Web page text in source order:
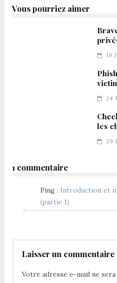
Vous pourriez aimer
19
24
les
29
1 commentaire
Ping : Introduction et
(partie 1)
Laisser un commentaire
Votre adresse e-mail ne sera